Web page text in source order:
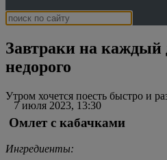
Завтраки на каждый
недорого
7 июля 2023, 13:30
Утром хочется поесть быстро и
Омлет с кабачками
Ингредиенты: